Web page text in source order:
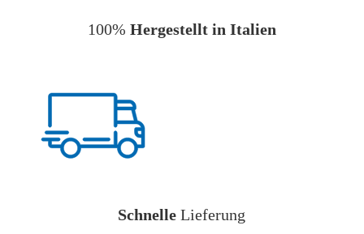
100% Hergestellt in Italien
Schnelle Lieferung